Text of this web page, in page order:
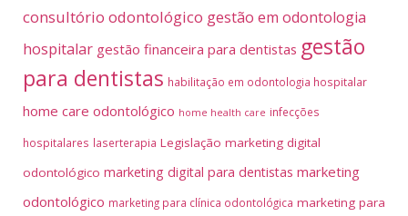
consultório odontológico gestão em odontologia
hospitalar gestão financeira para dentistas gestão
para dentistas habilitação em odontologia hospitalar
home care odontológico home health care infecções
hospitalares laserterapia Legislação marketing digital
odontológico marketing digital para dentistas marketing
odontológico marketing para clínica odontológica marketing para